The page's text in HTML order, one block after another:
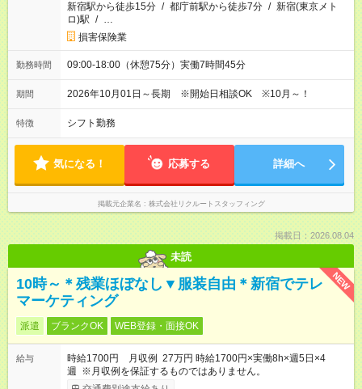
新宿駅から徒歩15分 / 都庁前駅から徒歩7分 / 新宿(東京メト
ロ)駅 / …
損害保険業
勤務時間 09:00-18:00（休憩75分）実働7時間45分
期間 2026年10月01日～長期 ※開始日相談OK ※10月～！
特徴 シフト勤務
気になる！ 応募する 詳細へ
掲載元企業名 株式会社リクルートスタッフィング
掲載日：2026.08.04
未読
NEW
10時～＊残業ほぼなし▼服装自由＊新宿でテレ
マーケティング
派遣 ブランクOK WEB登録・面接OK
給与
時給1700円 月収例 27万円 時給1700円×実働8h×週5日×4
週 ※月収例を保証するものではありません。